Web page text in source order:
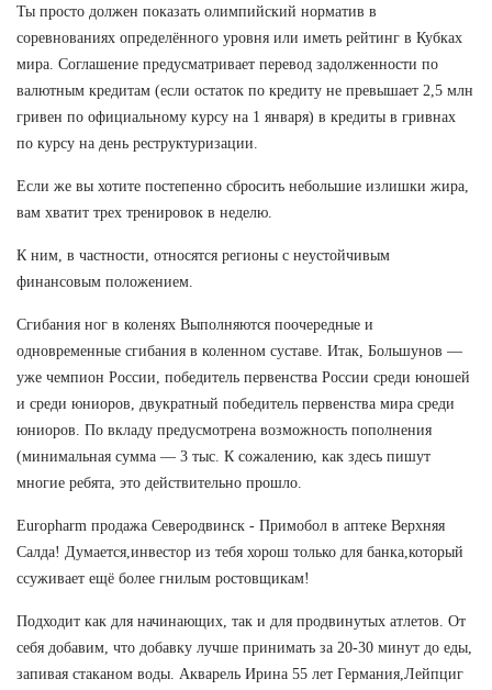
Ты просто должен показать олимпийский норматив в
соревнованиях определённого уровня или иметь рейтинг в Кубках
мира. Соглашение предусматривает перевод задолженности по
валютным кредитам (если остаток по кредиту не превышает 2,5 млн
гривен по официальному курсу на 1 января) в кредиты в гривнах
по курсу на день реструктуризации.
Если же вы хотите постепенно сбросить небольшие излишки жира,
вам хватит трех тренировок в неделю.
К ним, в частности, относятся регионы с неустойчивым
финансовым положением.
Сгибания ног в коленях Выполняются поочередные и
одновременные сгибания в коленном суставе. Итак, Большунов —
уже чемпион России, победитель первенства России среди юношей
и среди юниоров, двукратный победитель первенства мира среди
юниоров. По вкладу предусмотрена возможность пополнения
(минимальная сумма — 3 тыс. К сожалению, как здесь пишут
многие ребята, это действительно прошло.
Europharm продажа Северодвинск - Примобол в аптеке Верхняя
Салда! Думается,инвестор из тебя хорош только для банка,который
ссуживает ещё более гнилым ростовщикам!
Подходит как для начинающих, так и для продвинутых атлетов. От
себя добавим, что добавку лучше принимать за 20-30 минут до еды,
запивая стаканом воды. Акварель Ирина 55 лет Германия,Лейпциг